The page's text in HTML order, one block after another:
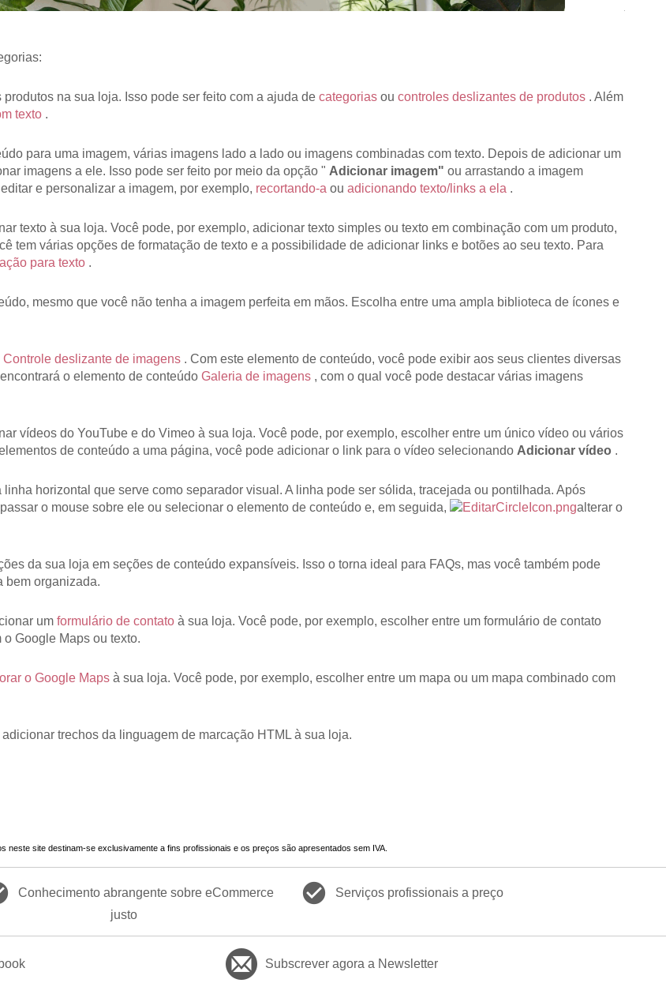
na sua loja. Isso pode ser feito com a ajuda de categorias ou controles deslizantes de produtos . Além
texto .
para uma imagem, várias imagens lado a lado ou imagens combinadas com texto. Depois de adicionar um
imagens a ele. Isso pode ser feito por meio da opção " Adicionar imagem" ou arrastando a imagem
e personalizar a imagem, por exemplo, recortando-a ou adicionando texto/links a ela .
texto à sua loja. Você pode, por exemplo, adicionar texto simples ou texto em combinação com um produto,
tem várias opções de formatação de texto e a possibilidade de adicionar links e botões ao seu texto. Para
para texto .
mesmo que você não tenha a imagem perfeita em mãos. Escolha entre uma ampla biblioteca de ícones e
Controle deslizante de imagens . Com este elemento de conteúdo, você pode exibir aos seus clientes diversas
o elemento de conteúdo Galeria de imagens , com o qual você pode destacar várias imagens
vídeos do YouTube e do Vimeo à sua loja. Você pode, por exemplo, escolher entre um único vídeo ou vários
de conteúdo a uma página, você pode adicionar o link para o vídeo selecionando Adicionar vídeo .
horizontal que serve como separador visual. A linha pode ser sólida, tracejada ou pontilhada. Após
o mouse sobre ele ou selecionar o elemento de conteúdo e, em seguida,
alterar o
da sua loja em seções de conteúdo expansíveis. Isso o torna ideal para FAQs, mas você também pode
bem organizada.
um formulário de contato à sua loja. Você pode, por exemplo, escolher entre um formulário de contato
Google Maps ou texto.
o Google Maps à sua loja. Você pode, por exemplo, escolher entre um mapa ou um mapa combinado com
trechos da linguagem de marcação HTML à sua loja.
neste site destinam-se exclusivamente a fins profissionais e os preços são apresentados sem IVA.
Conhecimento abrangente sobre eCommerce check_circle
Serviços profissionais a preço
justo
Subscrever agora a Newsletter